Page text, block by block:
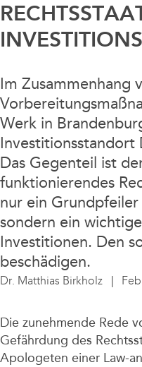
Finanzierung /
Fintech/Crypto
Litigation
Real Estate
Steuern / Bilanz
Sustainable Finance
Unternehmen
Im Zusammenhang
Werk in
Investitionsstandort
Das Gegenteil ist
funktionierendes
nur ein Grundpfeiler
sondern ein
Investitionen. Den
beschädigen.
Dr. Matthias Birkholz
Die zunehmende Rede
Gefährdung des
Apologeten einer Law-